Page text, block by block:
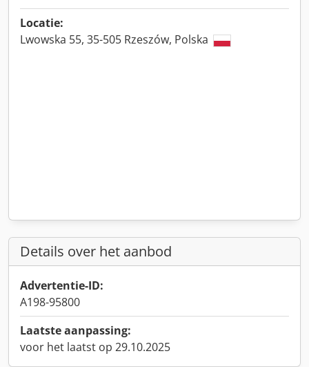
Locatie:
Lwowska 55, 35-505 Rzeszów, Polska
Details over het aanbod
Advertentie-ID:
A198-95800
Laatste aanpassing:
voor het laatst op 29.10.2025